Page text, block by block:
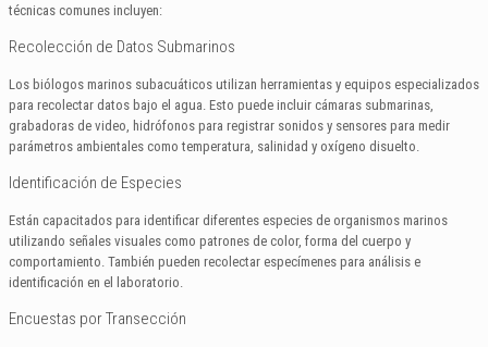
técnicas comunes incluyen:
Recolección de Datos Submarinos
Los biólogos marinos subacuáticos utilizan herramientas y equipos especializados
para recolectar datos bajo el agua. Esto puede incluir cámaras submarinas,
grabadoras de video, hidrófonos para registrar sonidos y sensores para medir
parámetros ambientales como temperatura, salinidad y oxígeno disuelto.
Identificación de Especies
Están capacitados para identificar diferentes especies de organismos marinos
utilizando señales visuales como patrones de color, forma del cuerpo y
comportamiento. También pueden recolectar especímenes para análisis e
identificación en el laboratorio.
Encuestas por Transección